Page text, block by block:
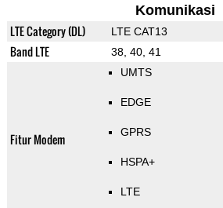
Komunikasi
LTE Category (DL) LTE CAT13
Band LTE 38, 40, 41
Fitur Modem
UMTS
EDGE
GPRS
HSPA+
LTE